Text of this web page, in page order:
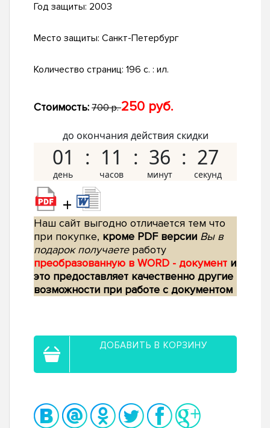
Год защиты: 2003
Место защиты: Санкт-Петербург
Количество страниц: 196 с. : ил.
Стоимость: 700 р.250 руб.
до окончания действия скидки
01 11 36 26
+
Наш сайт выгодно отличается тем что
при покупке, кроме PDF версии Вы в
подарок получаетеработу
преобразованную в WORD - документ и
это предоставляет качественно другие
возможности при работе с документом
ДОБАВИТЬ В КОРЗИНУ